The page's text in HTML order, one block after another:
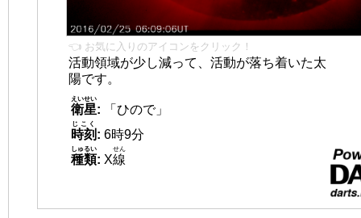
👈 お気に入りのアイコンをクリック！
活動領域が少し減って、活動が落ち着いた太
陽です。
衛星
えいせい
:
「ひので」
時刻
じこく
: 6時9分
種類
しゅるい
: X線
せん